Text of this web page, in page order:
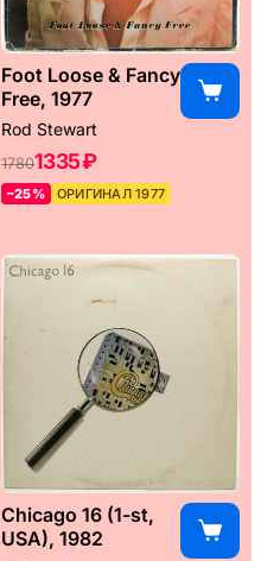
Foot Loose & Fancy
Free, 1977
Rod Stewart
17801335 ₽
–25% ОРИГИНАЛ 1977
Chicago 16 (1-st,
USA), 1982